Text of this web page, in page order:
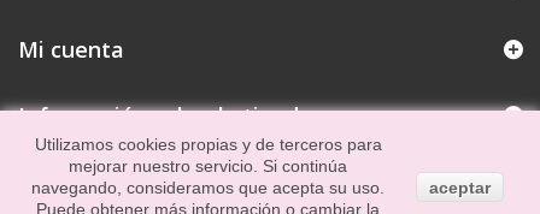
Mi cuenta
Información sobre la tienda
Utilizamos cookies propias y de terceros para
mejorar nuestro servicio. Si continúa
navegando, consideramos que acepta su uso.
Puede obtener más información o cambiar la
aceptar